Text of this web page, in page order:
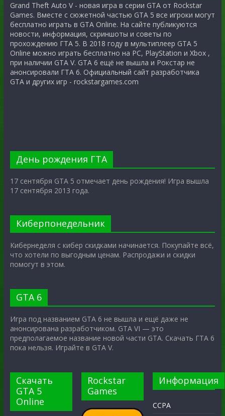
Grand Theft Auto V - новая игра в серии GTA от Rockstar
Games. Вместе с сюжетной частью GTA 5 все игроки могут
бесплатно играть в GTA Online. На сайте публикуются
новости, информация, скриншоты и советы по
прохождению ГТА 5. В 2018 году в мультиплеер GTA 5
Online можно играть бесплатно на PC, PlayStation и Xbox ,
при наличии GTA V. GTA 6 ещё не вышла и Рокстар не
анонсировали ГТА 6. Официальный сайт разработчика
GTA и других игр - rockstargames.com
День рождения ГТА
17 сентября GTA 5 отмечает день рождения! Игра вышла
17 сентября 2013 года.
Киберпонедельник
Кибернеделя с кибер скидками начинается. Покупайте всё,
что хотели по выгодным ценам. Распродажи и скидки
помогут в этом.
GTA 6
Игра под названием GTA 6 не вышла и ещё даже не
анонсирована разработчиком. GTA VI — это
предполагаемое название новой части GTA. Скачать ГТА 6
пока нельзя. Играйте в GTA V.
Скачать
GTA 5
Online
Rockstar
Games
Информация
CCPA